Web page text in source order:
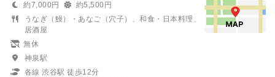
約7,000円
約5,500円
うなぎ（鰻）・あなご（穴子）、和食・日本料理、
居酒屋
無休
神泉駅
各線 渋谷駅 徒歩12分